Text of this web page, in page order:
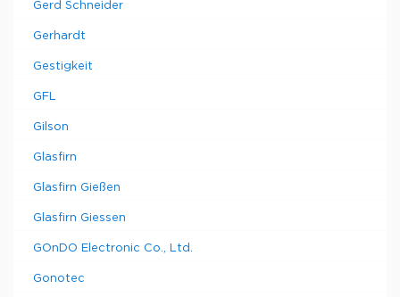
Gerd Schneider
Gerhardt
Gestigkeit
GFL
Gilson
Glasfirn
Glasfirn Gießen
Glasfirn Giessen
GOnDO Electronic Co., Ltd.
Gonotec